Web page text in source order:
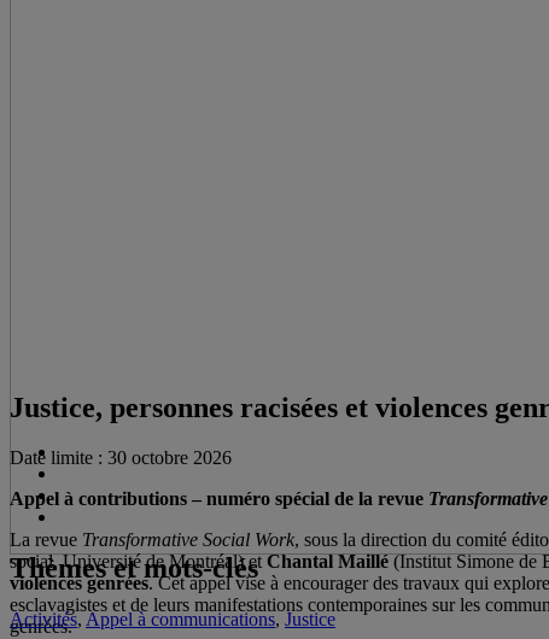
Justice, personnes racisées et violences
Date limite : 30 octobre 2026
Appel à contributions – numéro spécial de la revue
La revue Transformative Social Work, sous la direction du comité
social, Université de Montréal) etChantal Maillé (Institut Simone de
violences genrées. Cet appel vise à encourager des travaux qui
esclavagistes et de leurs manifestations contemporaines sur les
genrées.
Thèmes et mots-clés
Activités, Appel à communications, Justice